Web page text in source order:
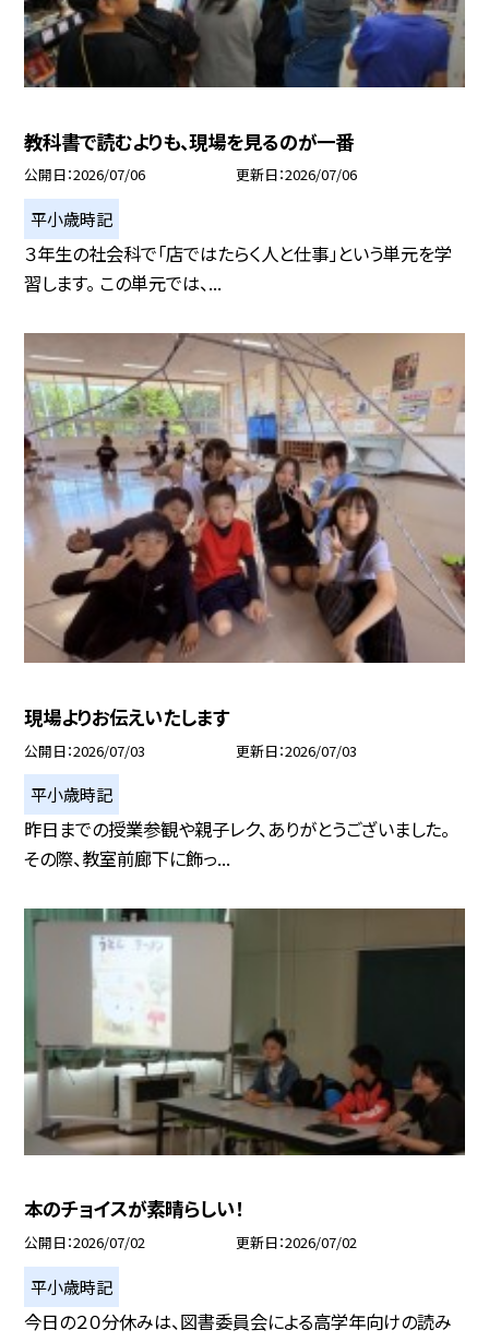
教科書で読むよりも、現場を見るのが一番
公開日 2026/07/06 更新日 2026/07/06
平小歳時記
３年生の社会科で「店ではたらく人と仕事」という単元を学
習します。 この単元では、...
現場よりお伝えいたします
公開日 2026/07/03 更新日 2026/07/03
平小歳時記
昨日までの授業参観や親子レク、ありがとうございました。
その際、教室前廊下に飾っ...
本のチョイスが素晴らしい！
公開日 2026/07/02 更新日 2026/07/02
平小歳時記
今日の２０分休みは、図書委員会による高学年向けの読み